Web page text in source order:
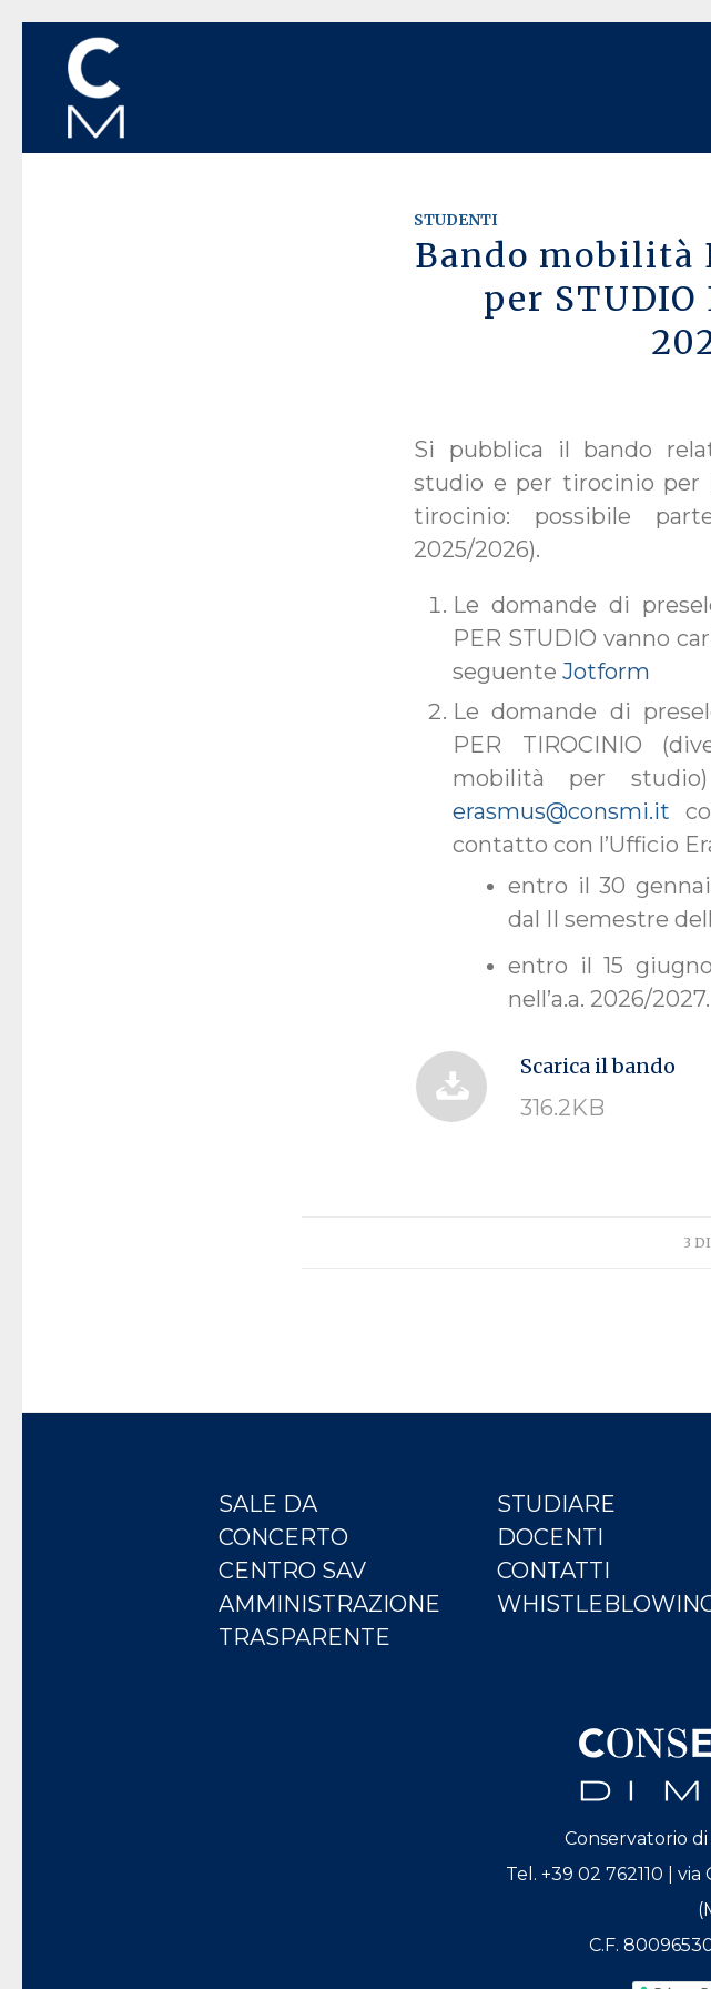
STUDENTI
Bando mobilità
per STUDIO
Si pubblica il bando
studio e per tirocinio per
tirocinio: possibile
2025/2026).
Le domande di
PER STUDIO vanno
seguente Jotform
Le domande di
PER TIROCINIO
mobilità per
erasmus@consmi.it
contatto con l’Ufficio
entro il 30
dal II semestre
entro il 15
nell’a.a. 2026/2027.
Scarica il bando
316.2KB
3
SALE DA
CONCERTO
CENTRO SAV
AMMINISTRAZIONE
TRASPARENTE
STUDIARE
DOCENTI
CONTATTI
Conservatorio di
Tel. +39 02 762110 |
C.F.